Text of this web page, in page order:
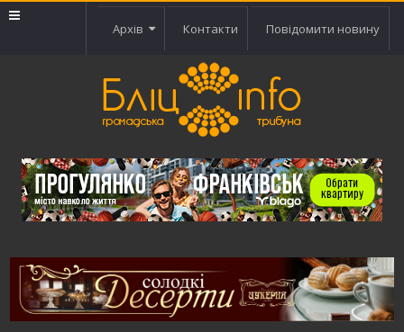
Архів Контакти Повідомити новину